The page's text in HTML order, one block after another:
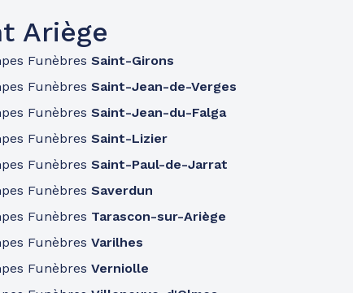
Ariège
FunèbresSaint-Girons
FunèbresSaint-Jean-de-Verges
FunèbresSaint-Jean-du-Falga
FunèbresSaint-Lizier
FunèbresSaint-Paul-de-Jarrat
FunèbresSaverdun
Funèbres Tarascon-sur-Ariège
FunèbresVarilhes
FunèbresVerniolle